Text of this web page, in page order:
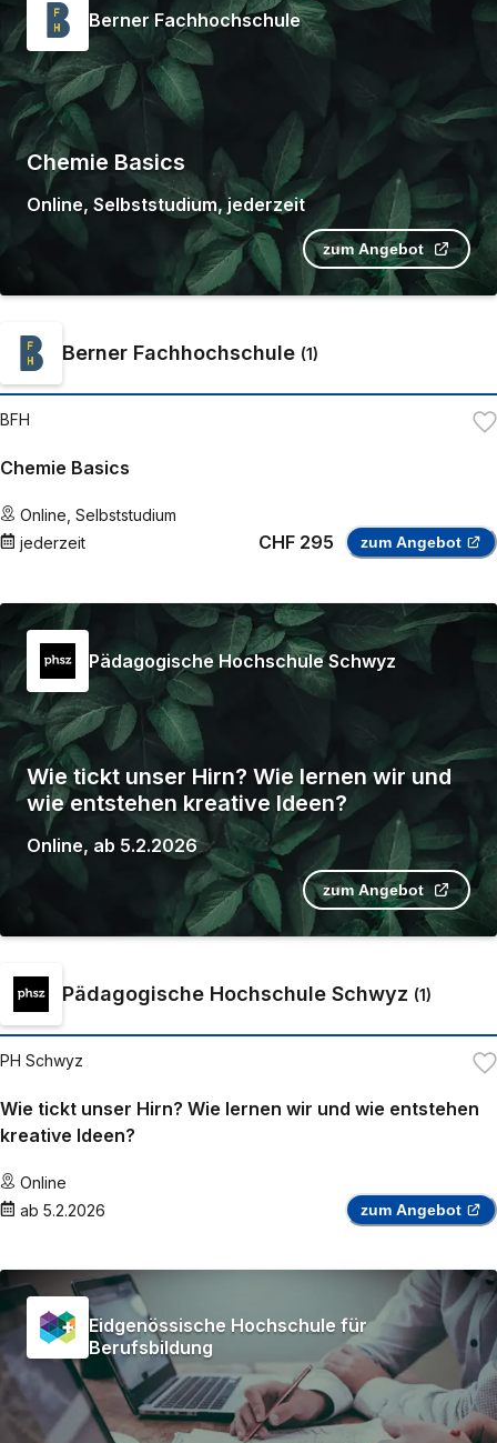
Berner Fachhochschule
Chemie Basics
Online, Selbststudium,jederzeit
zum Angebot
Berner Fachhochschule (1)
BFH
Chemie Basics
Online Selbststudium
jederzeit
CHF 295 zum Angebot
Pädagogische Hochschule Schwyz
Wie tickt unser Hirn? Wie lernen wir und
wie entstehen kreative Ideen?
Online, ab 5.2.2026
zum Angebot
Pädagogische Hochschule Schwyz (1)
PH Schwyz
Wie tickt unser Hirn? Wie lernen wir und wie entstehen
kreative Ideen?
Online
ab 5.2.2026 zum Angebot
Eidgenössische Hochschule für
Berufsbildung